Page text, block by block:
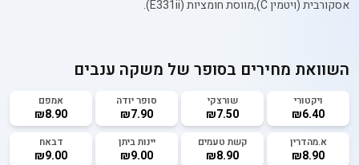
אסקורבית (ויטמין C),מווסת חומציות (E331ii).
השוואת מחירים בסופר של משקה ענבים
ויקטורי
₪6.40
שורצקי
₪7.50
סופר יודה
₪7.90
אמפם
₪8.90
א.מהדרין
₪8.90
קשת טעמים
₪8.90
יינות ביתן
₪9.00
דבאח
₪9.00